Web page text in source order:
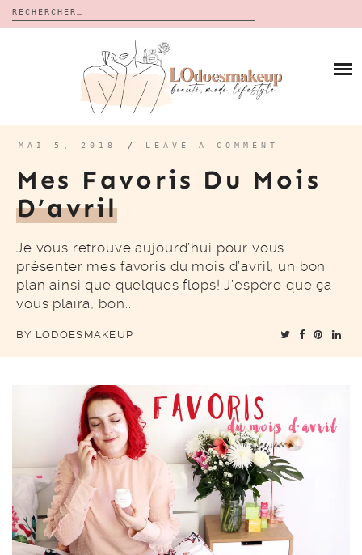
Rechercher :
CALENDRIERS DE L’AVENT
BON PLAN
À PROPOS
CONTACT
MAI 5, 2018 / LEAVE A COMMENT
Mes Favoris Du Mois
D’avril
Je vous retrouve aujourd’hui pour vous
présenter mes favoris du mois d’avril, un bon
plan ainsi que quelques flops! J’espère que ça
vous plaira, bon…
BY LODOESMAKEUP